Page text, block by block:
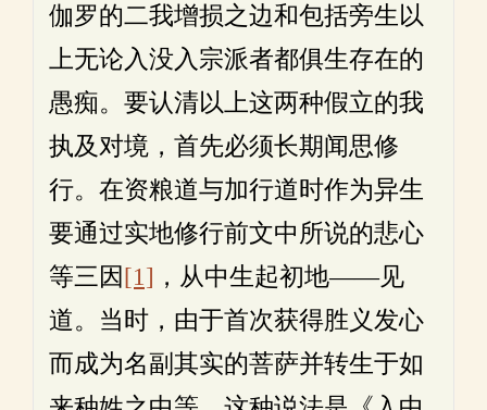
伽罗的二我增损之边和包括旁生以
上无论入没入宗派者都俱生存在的
愚痴。要认清以上这两种假立的我
执及对境，首先必须长期闻思修
行。在资粮道与加行道时作为异生
要通过实地修行前文中所说的悲心
等三因[1] ，从中生起初地——见
道。当时，由于首次获得胜义发心
而成为名副其实的菩萨并转生于如